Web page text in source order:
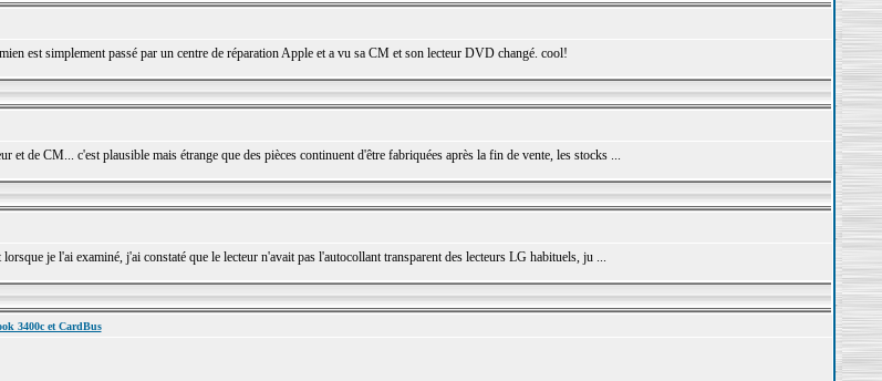
est simplement passé par un centre de réparation Apple et a vu sa CM et son lecteur DVD changé. cool!
de CM... c'est plausible mais étrange que des pièces continuent d'être fabriquées après la fin de vente, les stocks ...
je l'ai examiné, j'ai constaté que le lecteur n'avait pas l'autocollant transparent des lecteurs LG habituels, ju ...
3400c et CardBus